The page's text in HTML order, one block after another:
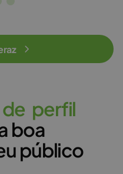
de perfil
boa
público